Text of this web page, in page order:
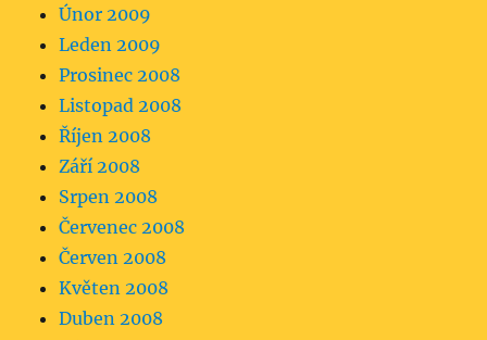
Únor 2009
Leden 2009
Prosinec 2008
Listopad 2008
Říjen 2008
Září 2008
Srpen 2008
Červenec 2008
Červen 2008
Květen 2008
Duben 2008